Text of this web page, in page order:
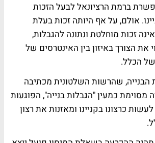
ברמת הרציונאל לבעל הזכות
אולם, על אף היותה זכות בעלת
זכות מוחלטת ונתונה להגבלות,
את הצורך באיזון בין האינטרסים של
הכלל.
הבנייה, שהרשות השלטונית מכתיבה
מסוימת כמעין "הגבלות בנייה", הפוגעות
כרצונו בקניינו ומאזנות את רצון